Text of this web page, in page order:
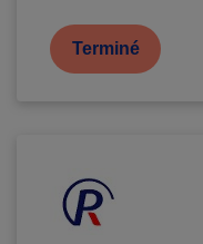
Terminé